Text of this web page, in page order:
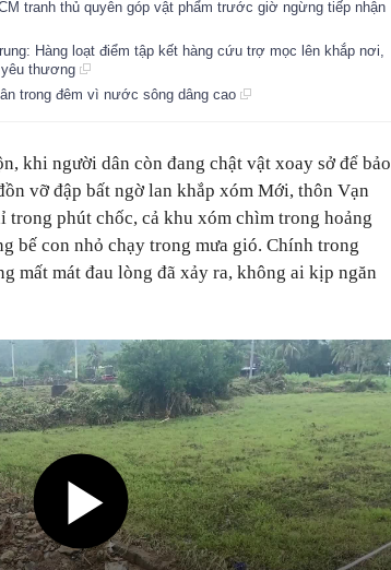
tranh thủ quyên góp vật phẩm trước giờ ngừng tiếp nhận
Hàng loạt điểm tập kết hàng cứu trợ mọc lên khắp nơi,
thương
trong đêm vì nước sông dâng cao
khi người dân còn đang chật vật xoay sở để bảo
vỡ đập bất ngờ lan khắp xóm Mới, thôn Vạn
phút chốc, cả khu xóm chìm trong hoảng
bế con nhỏ chạy trong mưa gió. Chính trong
mất mát đau lòng đã xảy ra, không ai kịp ngăn